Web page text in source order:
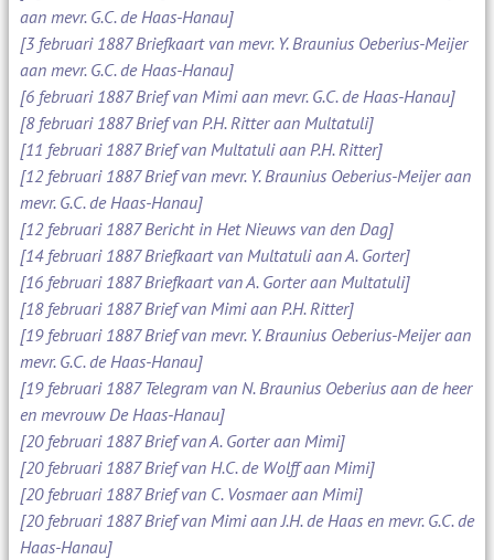
aan mevr. G.C. de Haas-Hanau]
[3 februari 1887 Briefkaart van mevr. Y. Braunius Oeberius-Meijer
aan mevr. G.C. de Haas-Hanau]
[6 februari 1887 Brief van Mimi aan mevr. G.C. de Haas-Hanau]
[8 februari 1887 Brief van P.H. Ritter aan Multatuli]
[11 februari 1887 Brief van Multatuli aan P.H. Ritter]
[12 februari 1887 Brief van mevr. Y. Braunius Oeberius-Meijer aan
mevr. G.C. de Haas-Hanau]
[12 februari 1887 Bericht in Het Nieuws van den Dag]
[14 februari 1887 Briefkaart van Multatuli aan A. Gorter]
[16 februari 1887 Briefkaart van A. Gorter aan Multatuli]
[18 februari 1887 Brief van Mimi aan P.H. Ritter]
[19 februari 1887 Brief van mevr. Y. Braunius Oeberius-Meijer aan
mevr. G.C. de Haas-Hanau]
[19 februari 1887 Telegram van N. Braunius Oeberius aan de heer
en mevrouw De Haas-Hanau]
[20 februari 1887 Brief van A. Gorter aan Mimi]
[20 februari 1887 Brief van H.C. de Wolff aan Mimi]
[20 februari 1887 Brief van C. Vosmaer aan Mimi]
[20 februari 1887 Brief van Mimi aan J.H. de Haas en mevr. G.C. de
Haas-Hanau]